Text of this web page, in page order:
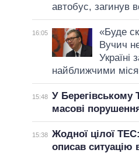
автобус, загинув
16:05
«Буде
Вучич
Україні
найближчими
15:48 У Берегівському
масові
15:38 Жодної цілої
описав ситуацію